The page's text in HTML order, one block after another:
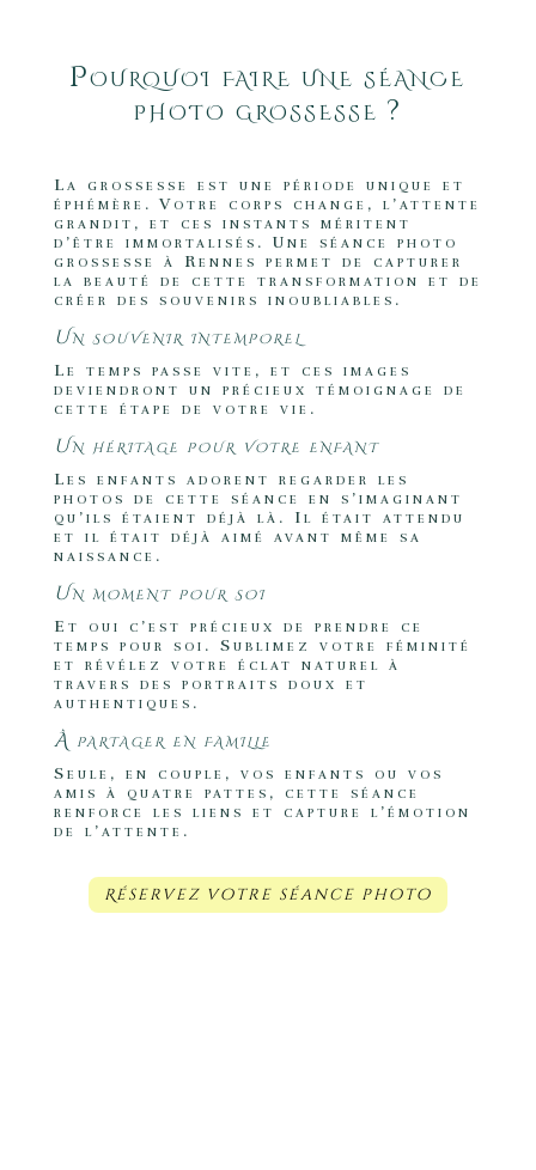
Pourquoi faire une séance
photo grossesse ?
La grossesse est une période unique et
éphémère. Votre corps change, l’attente
grandit, et ces instants méritent
d’être immortalisés. Une séance photo
grossesse à Rennes permet de capturer
la beauté de cette transformation et de
créer des souvenirs inoubliables.
Un souvenir intemporel
Le temps passe vite, et ces images
deviendront un précieux témoignage de
cette étape de votre vie.
Un héritage pour votre enfant
Les enfants adorent regarder les
photos de cette séance en s’imaginant
qu’ils étaient déjà là. Il était attendu
et il était déjà aimé avant même sa
naissance.
Un moment pour soi
Et oui c’est précieux de prendre ce
temps pour soi. Sublimez votre féminité
et révélez votre éclat naturel à
travers des portraits doux et
authentiques.
À partager en famille
Seule, en couple, vos enfants ou vos
amis à quatre pattes, cette séance
renforce les liens et capture l’émotion
de l’attente.
Réservez votre séance photo